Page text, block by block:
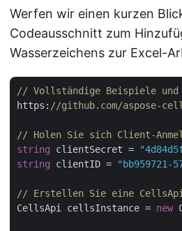
Werfen wir einen kurzen
Codeausschnitt zum
Wasserzeichens zur Excel-
// Vollständige Beispiele
https: //github.com/aspose-
// Holen Sie sich Client-
string clientSecret =
string clientID = "bb959721-
// Erstellen Sie eine
CellsApi cellsInstance = new